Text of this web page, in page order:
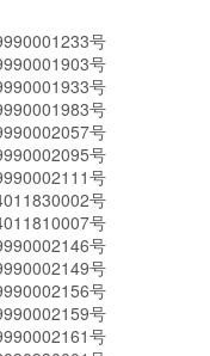
号
号
号
号
号
号
号
号
号
号
号
号
号
号